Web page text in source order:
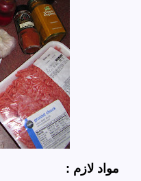
مواد لازم :